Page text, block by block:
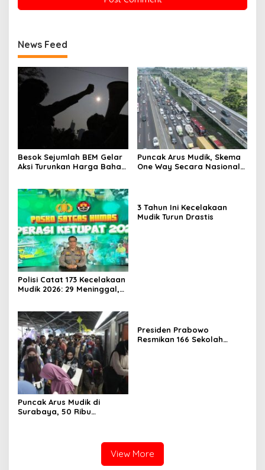
News Feed
Besok Sejumlah BEM Gelar
Aksi Turunkan Harga Bahan
Puncak Arus Mudik, Skema
One Way Secara Nasional
Polisi Catat 173 Kecelakaan
Mudik 2026: 29 Meninggal,
3 Tahun Ini Kecelakaan
Mudik Turun Drastis
Puncak Arus Mudik di
Surabaya, 50 Ribu
Presiden Prabowo
Resmikan 166 Sekolah
View More